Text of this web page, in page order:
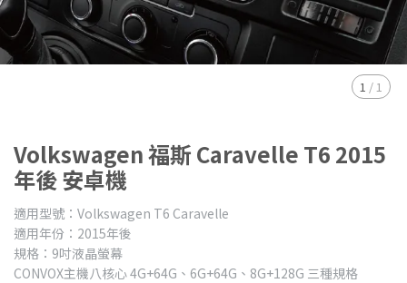
1 / 1
Volkswagen 福斯 Caravelle T6 2015
年後 安卓機
適用型號：Volkswagen T6 Caravelle
適用年份：2015年後
規格：9吋液晶螢幕
CONVOX主機八核心 4G+64G、6G+64G、8G+128G 三種規格